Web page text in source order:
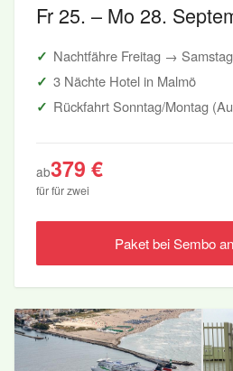
Fr 25. – Mo 28.
Nachtfähre Freitag →
3 Nächte Hotel in Malmö
Rückfahrt Sonntag/Montag
ab379 €
für für zwei
Paket bei Sembo